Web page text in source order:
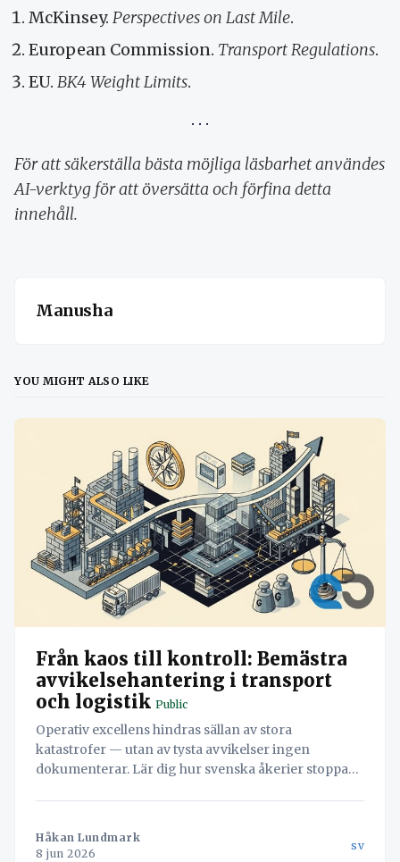
McKinsey. Perspectives on Last Mile.
European Commission. Transport Regulations.
EU. BK4 Weight Limits.
För att säkerställa bästa möjliga läsbarhet användes
AI-verktyg för att översätta och förfina detta
innehåll.
Manusha
YOU MIGHT ALSO LIKE
Från kaos till kontroll: Bemästra
avvikelsehantering i transport
och logistik Public
Operativ excellens hindras sällan av stora
katastrofer — utan av tysta avvikelser ingen
dokumenterar. Lär dig hur svenska åkerier stoppar
direkt i arbetsflödet.
Håkan Lundmark
8 jun 2026
sv